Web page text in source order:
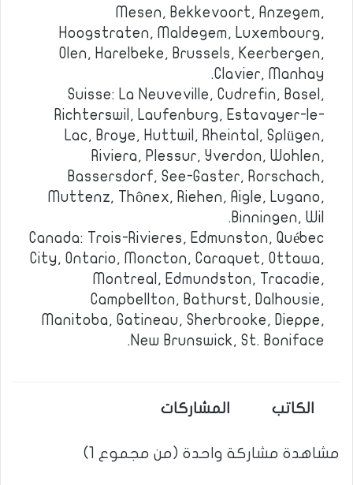
Mesen, Bekkevoort, Anzegem,
Hoogstraten, Maldegem, Luxembourg,
Olen, Harelbeke, Brussels, Keerbergen,
Clavier, Manhay.
Suisse: La Neuveville, Cudrefin, Basel,
Richterswil, Laufenburg, Estavayer-le-
Lac, Broye, Huttwil, Rheintal, Splügen,
Riviera, Plessur, Yverdon, Wohlen,
Bassersdorf, See-Gaster, Rorschach,
Muttenz, Thônex, Riehen, Aigle, Lugano,
Binningen, Wil.
Canada: Trois-Rivieres, Edmunston, Québec
City, Ontario, Moncton, Caraquet, Ottawa,
Montreal, Edmundston, Tracadie,
Campbellton, Bathurst, Dalhousie,
Manitoba, Gatineau, Sherbrooke, Dieppe,
New Brunswick, St. Boniface.
الكاتب المشاركات
مشاهدة مشاركة واحدة (من مجموع 1)